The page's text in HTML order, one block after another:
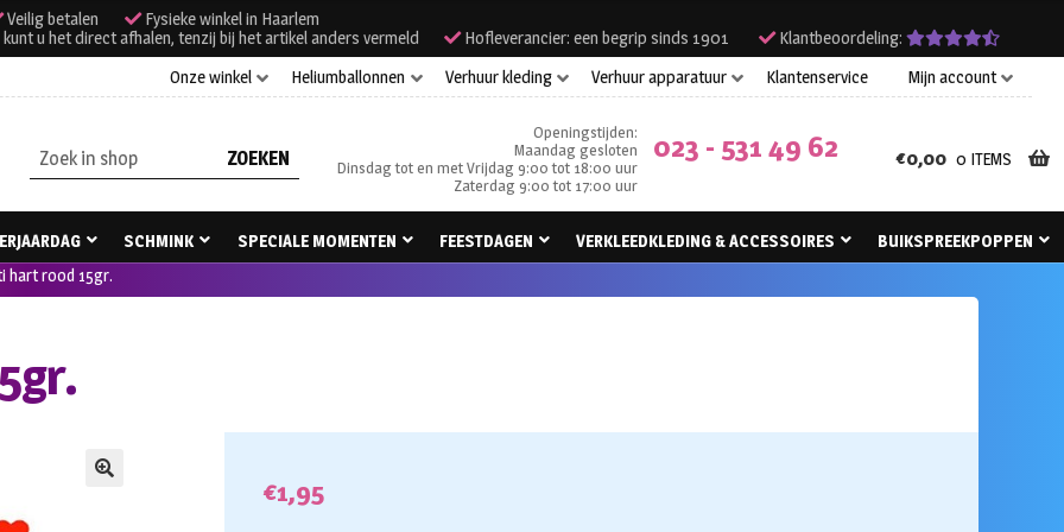
Veilig betalen
Fysieke winkel in Haarlem
u het direct afhalen, tenzij bij het artikel anders vermeld
Hofleverancier: een begrip sinds 1901
Klantbeoordeling:
Onze winkel
Heliumballonnen Verhuur kleding Verhuur apparatuur Klantenservice Mijn account
Zoeken
naar:
Openingstijden:
Maandag gesloten
Dinsdag tot en met Vrijdag 9:00 tot 18:00 uur
Zaterdag 9:00 tot 17:00 uur
023 - 531 49 62 €0,00 0 ITEMS
SCHMINK SPECIALE MOMENTEN FEESTDAGEN VERKLEEDKLEDING & ACCESSOIRES
BUIKSPREEKPOPPEN
hart rood 15gr.
€1,95